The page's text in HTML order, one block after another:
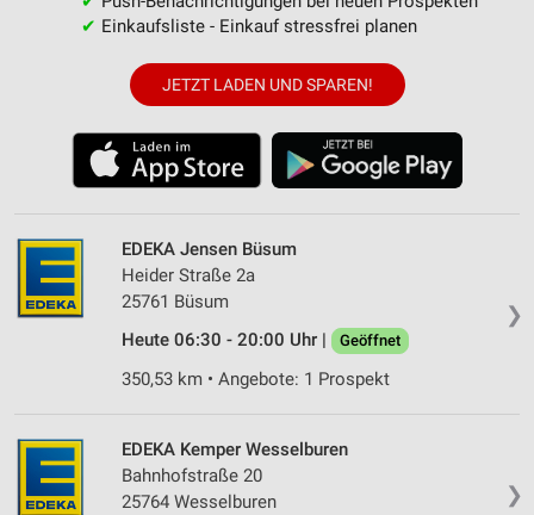
✔ Einkaufsliste - Einkauf stressfrei planen
JETZT LADEN UND SPAREN!
❯
EDEKA Jensen Büsum
Heider Straße 2a
25761 Büsum
Heute 06:30 - 20:00 Uhr |
Geöffnet
350,53 km • Angebote: 1 Prospekt
❯
EDEKA Kemper Wesselburen
Bahnhofstraße 20
25764 Wesselburen